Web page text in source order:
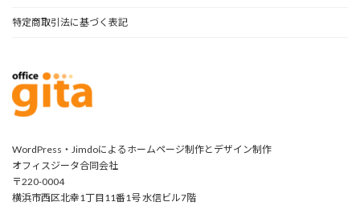
特定商取引法に基づく表記
WordPress・Jimdoによるホームページ制作とデザイン制作
オフィスジータ合同会社
〒220-0004
横浜市西区北幸1丁目11番1号 水信ビル7階